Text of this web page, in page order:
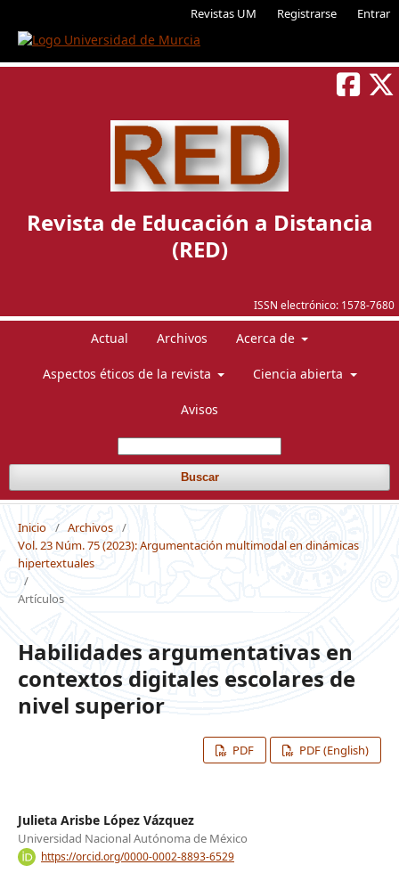
Revistas UM Registrarse Entrar
ISSN electrónico: 1578-7680
Revista de Educación a Distancia
(RED)
Actual Archivos Acerca de
Aspectos éticos de la revista Ciencia abierta
Avisos
Buscar
Inicio / Archivos /
Vol. 23 Núm. 75 (2023): Argumentación multimodal en dinámicas
hipertextuales
/
Artículos
Habilidades argumentativas en
contextos digitales escolares de
nivel superior
PDF PDF (English)
Julieta Arisbe López Vázquez
Universidad Nacional Autónoma de México
https://orcid.org/0000-0002-8893-6529